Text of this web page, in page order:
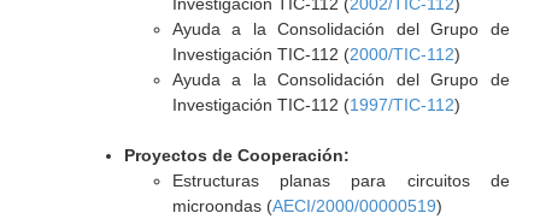
Ayuda a la Consolidación del Grupo de
Investigación TIC-112 (2000/TIC-112)
Ayuda a la Consolidación del Grupo de
Investigación TIC-112 (1997/TIC-112)
Proyectos de Cooperación:
Estructuras planas para circuitos de
microondas (AECI/2000/00000519)